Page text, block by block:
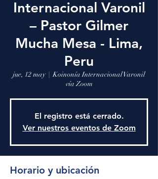
Internacional Varonil
– Pastor Gilmer
Mucha Mesa - Lima,
Peru
jue, 12 may
  |
Koinonía Internacional Varonil
vía Zoom
El registro está cerrado.
Ver nuestros eventos de Zoom
Horario y ubicación